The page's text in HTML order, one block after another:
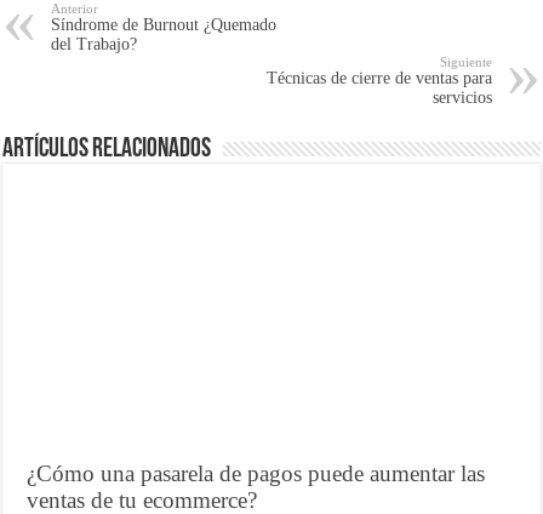
Anterior
Síndrome de Burnout ¿Quemado
del Trabajo?
Siguiente
Técnicas de cierre de ventas para
servicios
Artículos Relacionados
¿Cómo una pasarela de pagos puede aumentar las
ventas de tu ecommerce?